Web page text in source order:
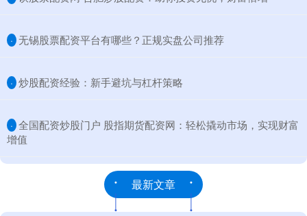
· ​无锡股票配资平台有哪些？正规实盘公司推荐
· ​炒股配资经验：新手避坑与杠杆策略
· ​全国配资炒股门户 股指期货配资网：轻松撬动市场，实现财富
增值
最新文章